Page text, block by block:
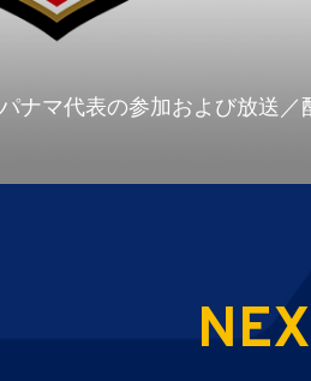
ナマ代表の参加および放送